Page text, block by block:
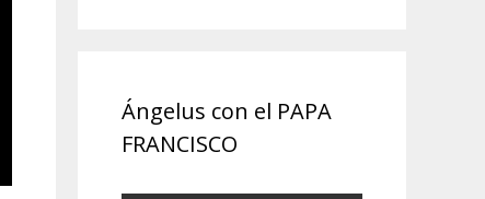
Ángelus con el PAPA
FRANCISCO